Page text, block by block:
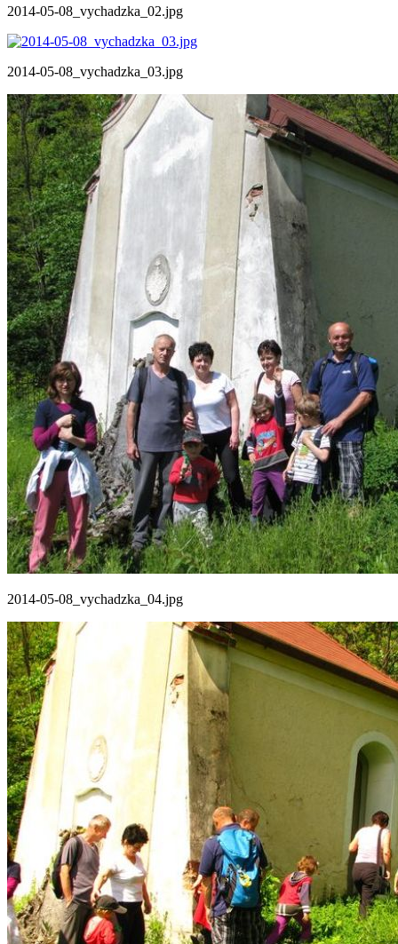
2014-05-08_vychadzka_02.jpg
2014-05-08_vychadzka_03.jpg
2014-05-08_vychadzka_04.jpg